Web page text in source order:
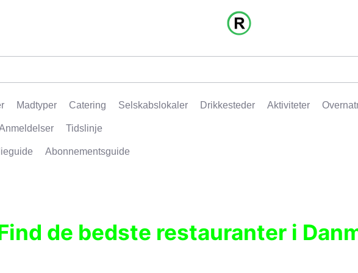
Madtyper Catering Selskabslokaler Drikkesteder Aktiviteter
Tidslinje
Abonnementsguide
de bedste restauranter i